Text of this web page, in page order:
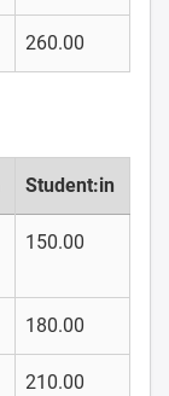
260.00
Student:in
150.00
180.00
210.00